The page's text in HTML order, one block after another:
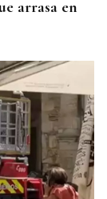
arrasa en